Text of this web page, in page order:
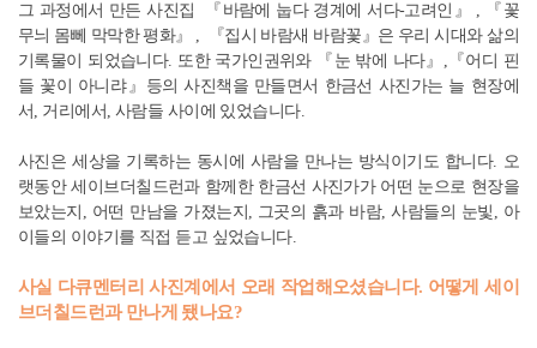
그 과정에서 만든 사진집 『바람에 눕다 경계에 서다-고려인』 , 『꽃
무늬 몸뻬 막막한 평화』 , 『집시 바람새 바람꽃』은 우리 시대와 삶의
기록물이 되었습니다. 또한 국가인권위와 『눈 밖에 나다』,『어디 핀
들 꽃이 아니랴』등의 사진책을 만들면서 한금선 사진가는 늘 현장에
서, 거리에서, 사람들 사이에 있었습니다.
사진은 세상을 기록하는 동시에 사람을 만나는 방식이기도 합니다. 오
랫동안 세이브더칠드런과 함께한 한금선 사진가가 어떤 눈으로 현장을
보았는지, 어떤 만남을 가졌는지, 그곳의 흙과 바람, 사람들의 눈빛, 아
이들의 이야기를 직접 듣고 싶었습니다.
사실 다큐멘터리 사진계에서 오래 작업해오셨습니다. 어떻게 세이
브더칠드런과 만나게 됐나요?